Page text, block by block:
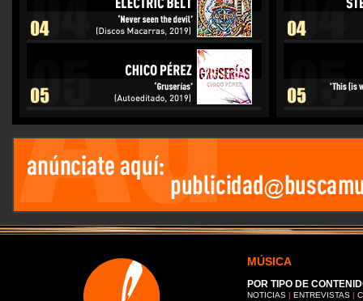
MÚSICA
POR TIPO DE
NOTICIAS | ENTREVISTAS |